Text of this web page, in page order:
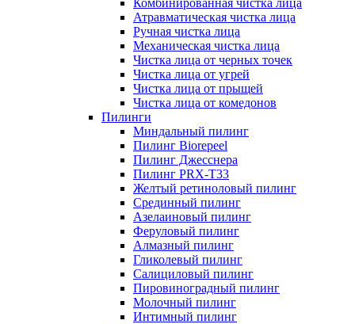
Комбинированная чистка лица
Атравматическая чистка лица
Ручная чистка лица
Механическая чистка лица
Чистка лица от черных точек
Чистка лица от угрей
Чистка лица от прыщей
Чистка лица от комедонов
Пилинги
Миндальный пилинг
Пилинг Biorepeel
Пилинг Джесснера
Пилинг PRX-T33
Желтый ретиноловый пилинг
Срединный пилинг
Азелаиновый пилинг
Феруловый пилинг
Алмазный пилинг
Гликолевый пилинг
Салициловый пилинг
Пировиноградный пилинг
Молочный пилинг
Интимный пилинг